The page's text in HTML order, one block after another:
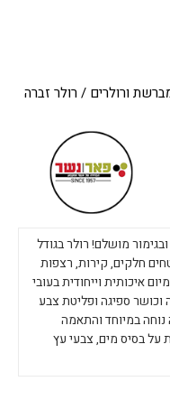
ורולרים / רולר זברה
מושלם! רולר בגודל
חלקים, קירות, רצפות
איכותית וייחודית בעובי
וכושר ספיגה ופליטת צבע
במיוחד והתאמה
על בסיס מים, צבעי עץ